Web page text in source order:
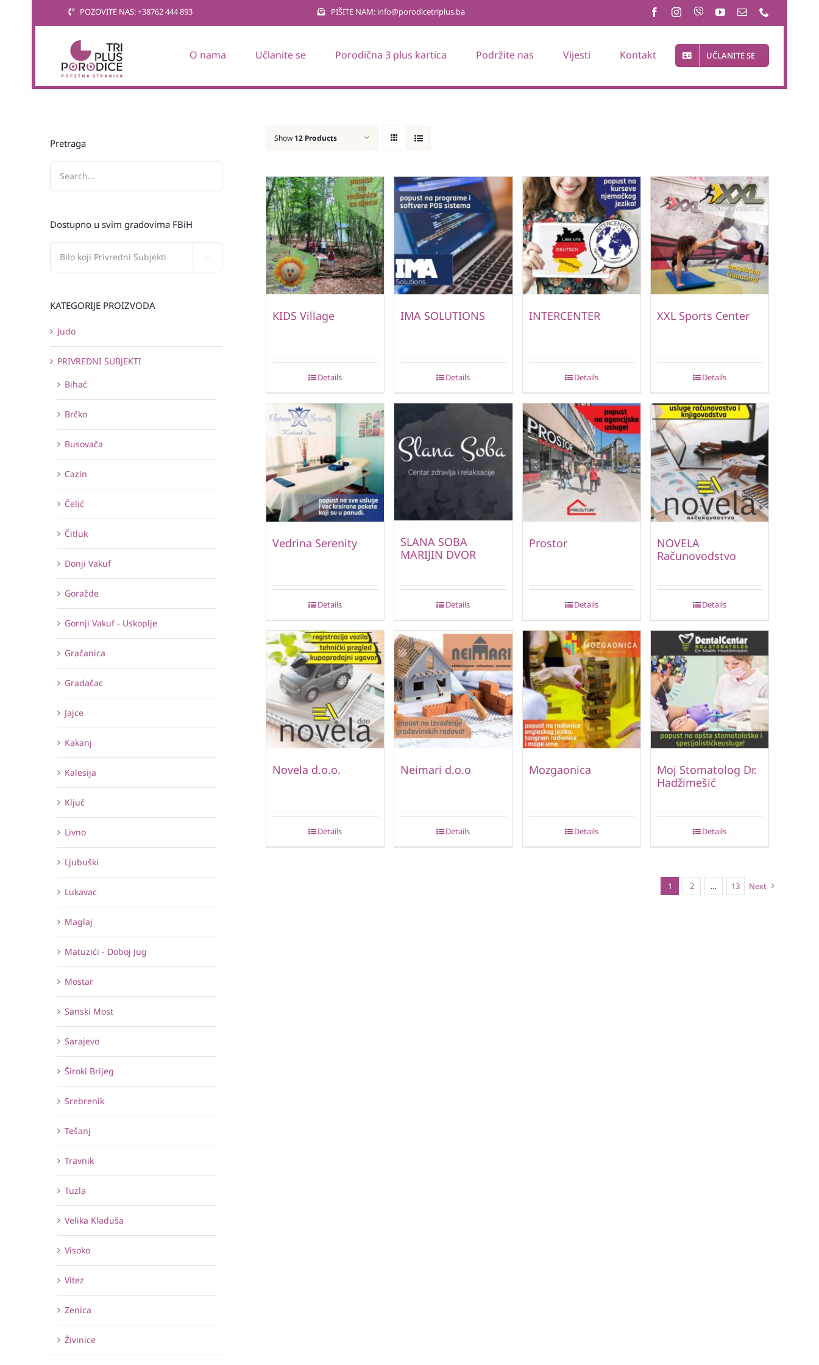
POZOVITE NAS: +38762 444 893 PIŠITE NAM: info@porodicetriplus.ba
O nama Učlanite se Porodična 3 plus kartica Podržite nas Vijesti Kontakt UČLANITE SE
Show 12 Products
KIDS Village
Details
IMA SOLUTIONS
Details
INTERCENTER
Details
XXL Sports Center
Details
Vedrina Serenity
Details
SLANA SOBA
MARIJIN DVOR
Details
Prostor
Details
NOVELA
Računovodstvo
Details
Novela d.o.o.
Details
Neimari d.o.o
Details
Mozgaonica
Details
Moj Stomatolog Dr.
Hadžimešić
Details
1 2 … 13 Next
Pretraga
Dostupno u svim gradovima FBiH
KATEGORIJE PROIZVODA
Judo
PRIVREDNI SUBJEKTI
Bihać
Brčko
Busovača
Cazin
Čelić
Čitluk
Donji Vakuf
Goražde
Gornji Vakuf - Uskoplje
Gračanica
Gradačac
Jajce
Kakanj
Kalesija
Ključ
Livno
Ljubuški
Lukavac
Maglaj
Matuzići - Doboj Jug
Mostar
Sanski Most
Sarajevo
Široki Brijeg
Srebrenik
Tešanj
Travnik
Tuzla
Velika Kladuša
Visoko
Vitez
Zenica
Živinice